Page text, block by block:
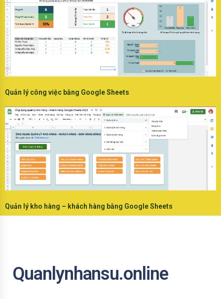
Quản lý công việc bằng Google Sheets
Quản lý kho hàng – khách hàng bằng Google Sheets
Quanlynhansu.online